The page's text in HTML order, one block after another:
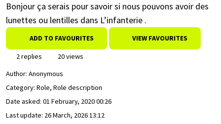
Bonjour ça serais pour savoir si nous pouvons avoir des
lunettes ou lentilles dans L’infanterie .
ADD TO FAVOURITES VIEW FAVOURITES
2 replies
20 views
Author: Anonymous
Category: Role, Role description
Date asked: 01 February, 2020 00:26
Last update: 26 March, 2026 13:12